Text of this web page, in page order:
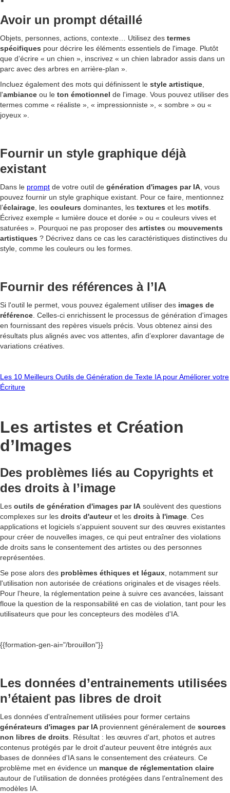
Avoir un prompt détaillé
Objets, personnes, actions, contexte… Utilisez des termes
spécifiques pour décrire les éléments essentiels de l'image. Plutôt
que d’écrire « un chien », inscrivez « un chien labrador assis dans un
parc avec des arbres en arrière-plan ».
Incluez également des mots qui définissent le style artistique
l'ambiance ou le ton émotionnel de l'image. Vous pouvez utiliser des
termes comme « réaliste », « impressionniste », « sombre » ou «
joyeux ».
Fournir un style graphique déjà
existant
Dans le prompt de votre outil de génération d'images par IA , vous
pouvez fournir un style graphique existant. Pour ce faire, mentionnez
l’éclairage , les couleurs dominantes, les textures et les motifs
Écrivez exemple « lumière douce et dorée » ou « couleurs vives et
saturées ». Pourquoi ne pas proposer des artistes ou mouvements
artistiques ? Décrivez dans ce cas les caractéristiques distinctives du
style, comme les couleurs ou les formes.
Fournir des références à l’IA
Si l'outil le permet, vous pouvez également utiliser des images de
référence . Celles-ci enrichissent le processus de génération d'images
en fournissant des repères visuels précis. Vous obtenez ainsi des
résultats plus alignés avec vos attentes, afin d’explorer davantage de
variations créatives.
Les 10 Meilleurs Outils de Génération de Texte IA pour Améliorer votre
Écriture
Les artistes et Création
d’Images
Des problèmes liés au Copyrights et
des droits à l’image
Les outils de génération d'images par IA soulèvent des questions
complexes sur les droits d'auteuret les droits à l'image . Ces
applications et logiciels s'appuient souvent sur des œuvres existantes
pour créer de nouvelles images, ce qui peut entraîner des violations
de droits sans le consentement des artistes ou des personnes
représentées.
Se pose alors des problèmes éthiques et légaux , notamment sur
l'utilisation non autorisée de créations originales et de visages réels.
Pour l’heure, la réglementation peine à suivre ces avancées, laissant
floue la question de la responsabilité en cas de violation, tant pour les
utilisateurs que pour les concepteurs des modèles d'IA.
{{formation-gen-ai="/brouillon"}}
Les données d’entrainements utilisées
n’étaient pas libres de droit
Les données d'entraînement utilisées pour former certains
générateurs d'images par IA proviennent généralement de sources
non libres de droits . Résultat : les œuvres d'art, photos et autres
contenus protégés par le droit d'auteur peuvent être intégrés aux
bases de données d'IA sans le consentement des créateurs. Ce
problème met en évidence un manque de réglementation claire
autour de l’utilisation de données protégées dans l’entraînement des
modèles IA.